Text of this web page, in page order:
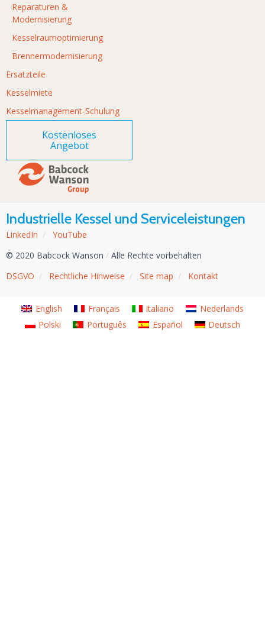
Reparaturen &
Modernisierung
Kesselraumoptimierung
Brennermodernisierung
Ersatzteile
Kesselmiete
Kesselmanagement-Schulung
Kostenloses
Angebot
Industrielle Kessel und Serviceleistungen
LinkedIn /
YouTube
© 2020 Babcock Wanson / Alle Rechte vorbehalten
DSGVO / Rechtliche Hinweise / Site map / Kontakt
English Français Italiano
Nederlands
Polski
Português Español Deutsch